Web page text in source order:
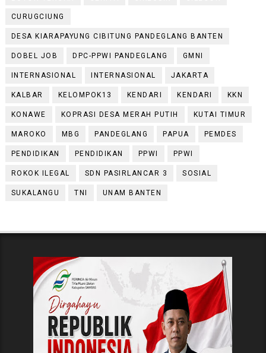
CURUGCIUNG
DESA KIARAPAYUNG CIBITUNG PANDEGLANG BANTEN
DOBEL JOB DPC-PPWI PANDEGLANG GMNI
INTERNASIONAL INTERNASIONAL JAKARTA
KALBAR KELOMPOK13 KENDARI KENDARI KKN
KONAWE KOPRASI DESA MERAH PUTIH KUTAI TIMUR
MAROKO MBG PANDEGLANG PAPUA PEMDES
PENDIDIKAN PENDIDIKAN PPWI PPWI
ROKOK ILEGAL SDN PASIRLANCAR 3 SOSIAL
SUKALANGU TNI UNAM BANTEN